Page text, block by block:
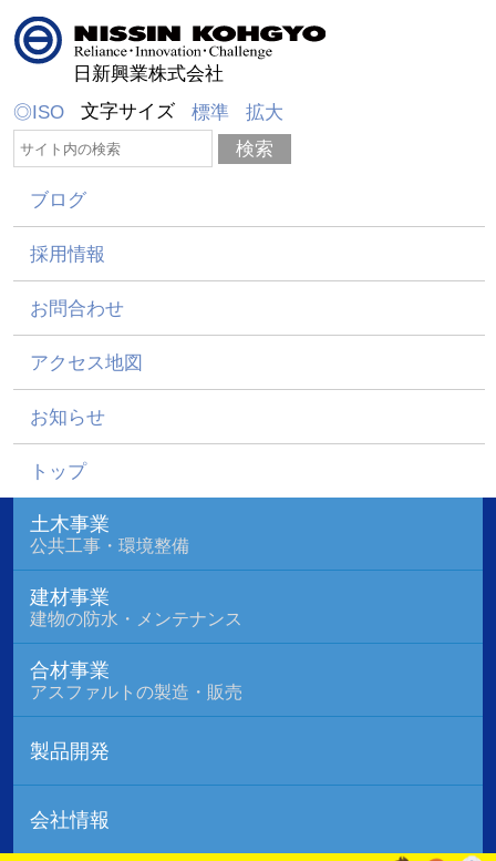
日新興業株式会社
◎ISO
文字サイズ 標準 拡大
ブログ
採用情報
お問合わせ
アクセス地図
お知らせ
トップ
土木事業
公共工事・環境整備
建材事業
建物の防水・メンテナンス
合材事業
アスファルトの製造・販売
製品開発
会社情報